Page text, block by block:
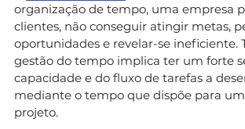
organização de tempo, uma empresa
clientes, não conseguir atingir metas,
oportunidades e revelar-se ineficiente.
gestão do tempo implica ter um forte
capacidade e do fluxo de tarefas a
mediante o tempo que dispõe para
projeto.